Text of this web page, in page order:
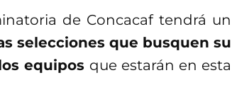
de Concacaf tendrá un
selecciones que busquen su
equipos que estarán en esta